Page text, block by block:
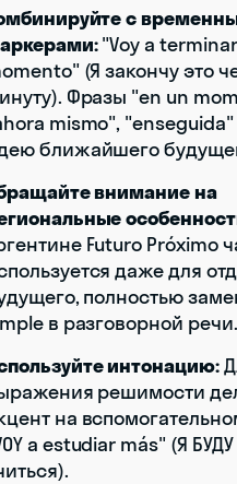
с
"Voy a
(Я закончу это
Фразы "en un
mismo",
ближайшего
внимание на
Futuro Próximo
даже для
полностью
в разговорной речи.
интонацию:
решимости
на
a estudiar más" (Я